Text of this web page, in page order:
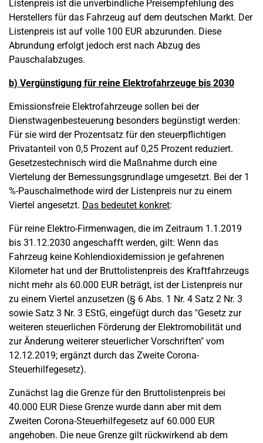
Listenpreis ist die unverbindliche Preisempfehlung des
Herstellers für das Fahrzeug auf dem deutschen Markt. Der
Listenpreis ist auf volle 100 EUR abzurunden. Diese
Abrundung erfolgt jedoch erst nach Abzug des
Pauschalabzuges.
b) Vergünstigung für reine Elektrofahrzeuge bis 2030
Emissionsfreie Elektrofahrzeuge sollen bei der
Dienstwagenbesteuerung besonders begünstigt werden:
Für sie wird der Prozentsatz für den steuerpflichtigen
Privatanteil von 0,5 Prozent auf 0,25 Prozent reduziert.
Gesetzestechnisch wird die Maßnahme durch eine
Viertelung der Bemessungsgrundlage umgesetzt. Bei der 1
%-Pauschalmethode wird der Listenpreis nur zu einem
Viertel angesetzt. Das bedeutet konkret:
Für reine Elektro-Firmenwagen, die im Zeitraum 1.1.2019
bis 31.12.2030 angeschafft werden, gilt: Wenn das
Fahrzeug keine Kohlendioxidemission je gefahrenen
Kilometer hat und der Bruttolistenpreis des Kraftfahrzeugs
nicht mehr als 60.000 EUR beträgt, ist der Listenpreis nur
zu einem Viertel anzusetzen (§ 6 Abs. 1 Nr. 4 Satz 2 Nr. 3
sowie Satz 3 Nr. 3 EStG, eingefügt durch das "Gesetz zur
weiteren steuerlichen Förderung der Elektromobilität und
zur Änderung weiterer steuerlicher Vorschriften" vom
12.12.2019; ergänzt durch das Zweite Corona-
Steuerhilfegesetz).
Zunächst lag die Grenze für den Bruttolistenpreis bei
40.000 EUR Diese Grenze wurde dann aber mit dem
Zweiten Corona-Steuerhilfegesetz auf 60.000 EUR
angehoben. Die neue Grenze gilt rückwirkend ab dem